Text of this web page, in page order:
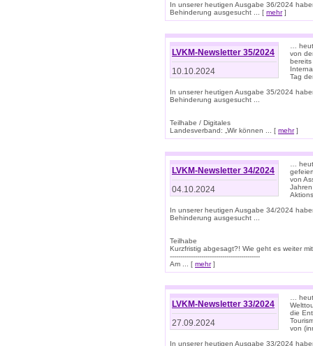
In unserer heutigen Ausgabe 36/2024
Behinderung ausgesucht ... [ mehr]
LVKM-Newsletter 35/2024
10.10.2024
…
von
bereits
Tag
In unserer heutigen Ausgabe 35/2024
Behinderung ausgesucht ...
Teilhabe / Digitales
Landesverband: „Wir können ... [ mehr]
LVKM-Newsletter 34/2024
04.10.2024
…
von
In unserer heutigen Ausgabe 34/2024
Behinderung ausgesucht ...
Teilhabe
Kurzfristig abgesagt?! Wie geht es weiter
-------------------------------------------
Am ... [ mehr]
LVKM-Newsletter 33/2024
27.09.2024
…
die
von
In unserer heutigen Ausgabe 33/2024